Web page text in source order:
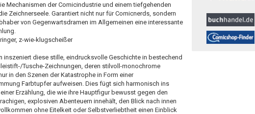
Mechanismen der Comicindustrie und einem tiefgehenden
Zeichnerseele. Garantiert nicht nur für Comicnerds, sondern
von Gegenwartsdramen im Allgemeinen eine interessante
z-wie-klugscheißer
inszeniert diese stille, eindrucksvolle Geschichte in bestechend
Tusche-Zeichnungen, deren stilvoll-monochrome
in den Szenen der Katastrophe in Form einer
Farbtupfer aufweisen. Dies fügt sich harmonisch ins
Erzählung, die wie ihre Hauptfigur bewusst gegen den
explosiven Abenteuern innehält, den Blick nach innen
ohne Eitelkeit oder Selbstverliebtheit einen Einblick